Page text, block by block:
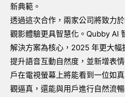
新典範。
透過這次合作，兩家公司將致力
觀影體驗更具智慧化。Qubby AI
解決方案為核心，2025 年更大幅
提升語音互動自然度，並新增表
戶在電視螢幕上將能看到一位如
觀逼真，還能與用戶進行自然流